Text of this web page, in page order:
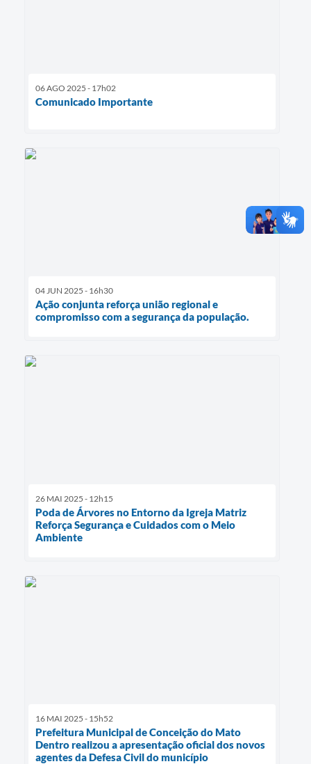
06 AGO 2025 - 17h02
Comunicado Importante
04 JUN 2025 - 16h30
Ação conjunta reforça união regional e
compromisso com a segurança da população.
26 MAI 2025 - 12h15
Poda de Árvores no Entorno da Igreja Matriz
Reforça Segurança e Cuidados com o Meio
Ambiente
16 MAI 2025 - 15h52
Prefeitura Municipal de Conceição do Mato
Dentro realizou a apresentação oficial dos novos
agentes da Defesa Civil do município